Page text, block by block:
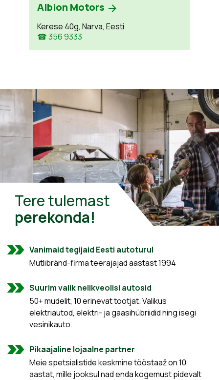
Albion Motors
Kerese 40g, Narva, Eesti
☎ 356 9333
Tere tulemast
perekonda!
Vanimaid tegijaid Eesti autoturul
Mutlibränd-firma teerajajad aastast 1994
Suurim valik nelikveolisi autosid
50+ mudelit, 10 erinevat tootjat. Valikus
elektriautod, elektri- ja gaasihübriidid ning isegi
vesinikauto.
Pikaajaline lojaalne partner
Meie spetsialistide keskmine tööstaaž on 10
aastat, mille jooksul nad enda kogemust pidevalt